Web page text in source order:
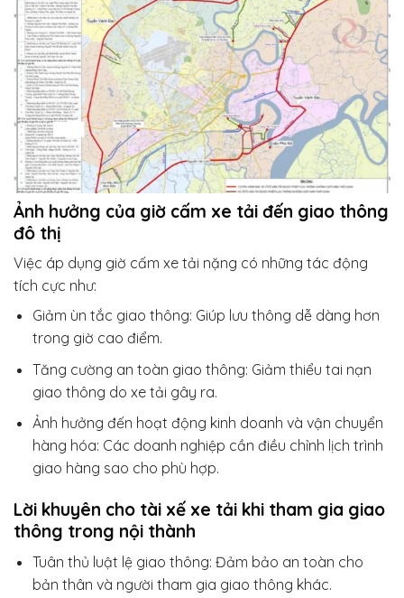
Ảnh hưởng của giờ cấm xe tải đến giao thông
đô thị
Việc áp dụng giờ cấm xe tải nặng có những tác động
tích cực như:
Giảm ùn tắc giao thông: Giúp lưu thông dễ dàng hơn
trong giờ cao điểm.
Tăng cường an toàn giao thông: Giảm thiểu tai nạn
giao thông do xe tải gây ra.
Ảnh hưởng đến hoạt động kinh doanh và vận chuyển
hàng hóa: Các doanh nghiệp cần điều chỉnh lịch trình
giao hàng sao cho phù hợp.
Lời khuyên cho tài xế xe tải khi tham gia giao
thông trong nội thành
Tuân thủ luật lệ giao thông: Đảm bảo an toàn cho
bản thân và người tham gia giao thông khác.